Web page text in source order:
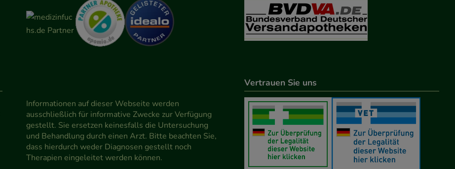
Informationen auf dieser Webseite werden
ausschließlich für informative Zwecke zur Verfügung
gestellt. Sie ersetzen keinesfalls die Untersuchung
und Behandlung durch einen Arzt. Bitte beachten Sie,
dass hierdurch weder Diagnosen gestellt noch
Therapien eingeleitet werden können.
Vertrauen Sie uns